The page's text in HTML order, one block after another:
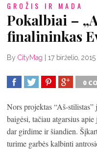
GROŽIS IR MADA
Pokalbiai –
finalininkas
By CityMag 17 birželio, 2015
0
Nors projektas “Aš-stilistas”
baigėsi, tačiau atgarsius
dar girdime ir šiandien.
turime garbės kalbinti